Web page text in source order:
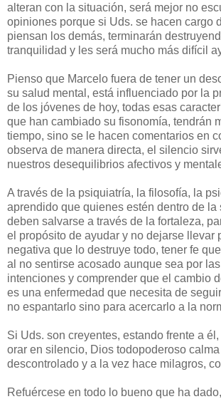
alteran con la situación, será mejor no
opiniones porque si Uds. se hacen cargo
piensan los demás, terminarán
tranquilidad y les será mucho más difícil
Pienso que Marcelo fuera de tener un
su salud mental, está influenciado por la
de los jóvenes de hoy, todas esas
que han cambiado su fisonomía, tendrán
tiempo, sino se le hacen comentarios en
observa de manera directa, el silencio
nuestros desequilibrios afectivos y
A través de la psiquiatría, la filosofía, la
aprendido que quienes estén dentro de la
deben salvarse a través de la fortaleza,
el propósito de ayudar y no dejarse llevar
negativa que lo destruye todo, tener fe
al no sentirse acosado aunque sea por
intenciones y comprender que el cambio
es una enfermedad que necesita de
no espantarlo sino para acercarlo a la
Si Uds. son creyentes, estando frente a
orar en silencio, Dios todopoderoso
descontrolado y a la vez hace milagros,
Refuércese en todo lo bueno que ha